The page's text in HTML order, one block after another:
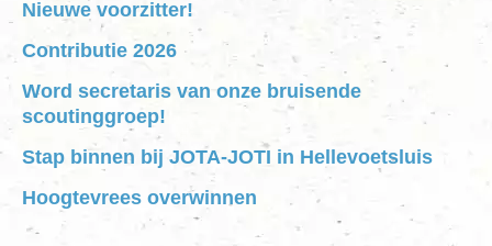
Nieuwe voorzitter!
Contributie 2026
Word secretaris van onze bruisende
scoutinggroep!
Stap binnen bij JOTA-JOTI in Hellevoetsluis
Hoogtevrees overwinnen